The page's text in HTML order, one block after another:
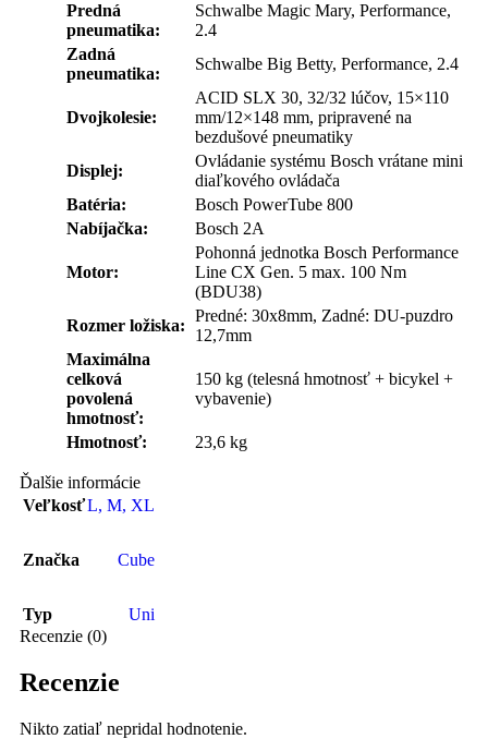
Predná
pneumatika:
Schwalbe Magic Mary, Performance,
2.4
Zadná
pneumatika:
Schwalbe Big Betty, Performance, 2.4
Dvojkolesie:
ACID SLX 30, 32/32 lúčov, 15×110
mm/12×148 mm, pripravené na
bezdušové pneumatiky
Displej:
Ovládanie systému Bosch vrátane mini
diaľkového ovládača
Batéria:
Bosch PowerTube 800
Nabíjačka:
Bosch 2A
Motor:
Pohonná jednotka Bosch Performance
Line CX Gen. 5 max. 100 Nm
(BDU38)
Rozmer ložiska:
Predné: 30x8mm, Zadné: DU-puzdro
12,7mm
Maximálna
celková
povolená
hmotnosť:
150 kg (telesná hmotnosť + bicykel +
vybavenie)
Hmotnosť: 23,6 kg
Ďalšie informácie
VeľkosťL, M, XL
Značka Cube
Typ
Uni
Recenzie (0)
Recenzie
Nikto zatiaľ nepridal hodnotenie.